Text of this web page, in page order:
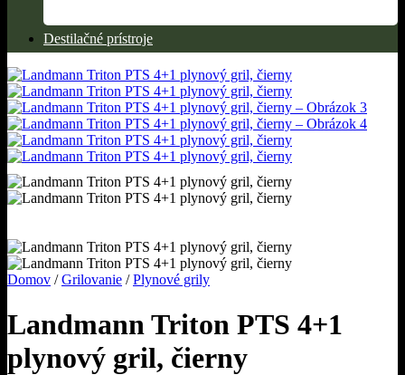
Destilačné prístroje
Domov / Grilovanie / Plynové grily
Landmann Triton PTS 4+1
plynový gril, čierny